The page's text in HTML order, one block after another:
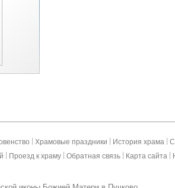
Храмовые праздники История храма
Проезд к храму Обратная связь Карта сайта